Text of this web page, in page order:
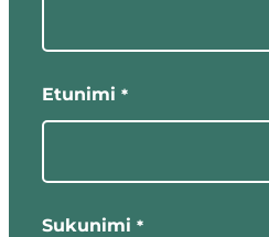
Etunimi *
Sukunimi *